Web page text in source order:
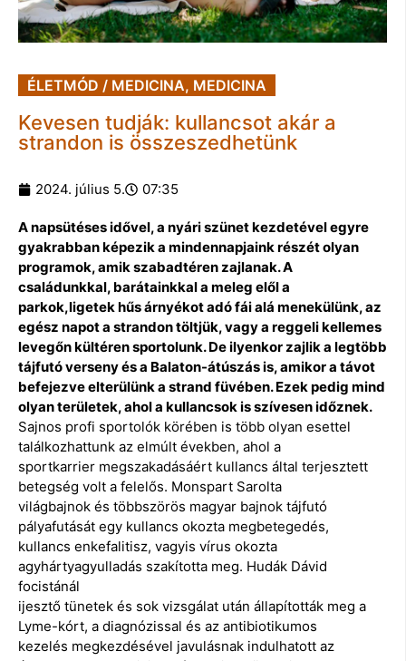
ÉLETMÓD / MEDICINA, MEDICINA
Kevesen tudják: kullancsot akár a
strandon is összeszedhetünk
2024. július 5. 07:35
A napsütéses idővel, a nyári szünet kezdetével egyre
gyakrabban képezik a mindennapjaink részét olyan
programok, amik szabadtéren zajlanak. A
családunkkal, barátainkkal a meleg elől a
parkok,ligetek hűs árnyékot adó fái alá menekülünk, az
egész napot a strandon töltjük, vagy a reggeli kellemes
levegőn kültéren sportolunk. De ilyenkor zajlik a legtöbb
tájfutó verseny és a Balaton-átúszás is, amikor a távot
befejezve elterülünk a strand füvében. Ezek pedig mind
olyan területek, ahol a kullancsok is szívesen időznek.
Sajnos profi sportolók körében is több olyan esettel
találkozhattunk az elmúlt években, ahol a
sportkarrier megszakadásáért kullancs által terjesztett
betegség volt a felelős. Monspart Sarolta
világbajnok és többszörös magyar bajnok tájfutó
pályafutását egy kullancs okozta megbetegedés,
kullancs enkefalitisz, vagyis vírus okozta
agyhártyagyulladás szakította meg. Hudák Dávid
focistánál
ijesztő tünetek és sok vizsgálat után állapították meg a
Lyme-kórt, a diagnózissal és az antibiotikumos
kezelés megkezdésével javulásnak indulhatott az